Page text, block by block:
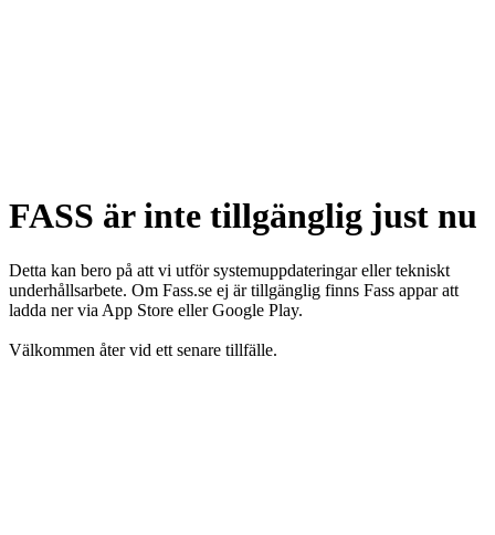
FASS är inte tillgänglig just nu
Detta kan bero på att vi utför systemuppdateringar eller tekniskt
underhållsarbete. Om Fass.se ej är tillgänglig finns Fass appar att
ladda ner via App Store eller Google Play.
Välkommen åter vid ett senare tillfälle.